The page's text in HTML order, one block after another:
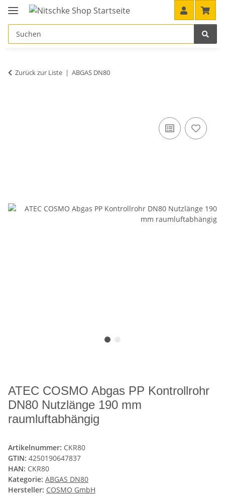
Zurück zur Liste ABGAS DN80
ATEC COSMO Abgas PP Kontrollrohr
DN80 Nutzlänge 190 mm
raumluftabhängig
Artikelnummer: CKR80
GTIN: 4250190647837
HAN: CKR80
Kategorie: ABGAS DN80
Hersteller: COSMO GmbH